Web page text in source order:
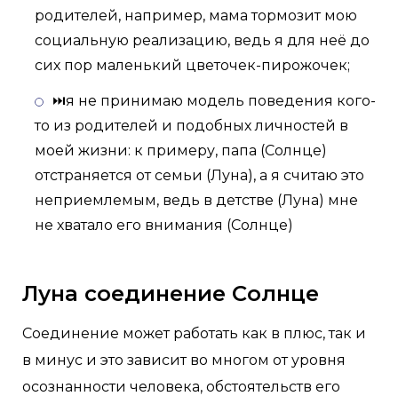
родителей, например, мама тормозит мою
социальную реализацию, ведь я для неё до
сих пор маленький цветочек-пирожочек;
⏭я не принимаю модель поведения кого-
то из родителей и подобных личностей в
моей жизни: к примеру, папа (Солнце)
отстраняется от семьи (Луна), а я считаю это
неприемлемым, ведь в детстве (Луна) мне
не хватало его внимания (Солнце)
Луна соединение Солнце
Соединение может работать как в плюс, так и
в минус и это зависит во многом от уровня
осознанности человека, обстоятельств его